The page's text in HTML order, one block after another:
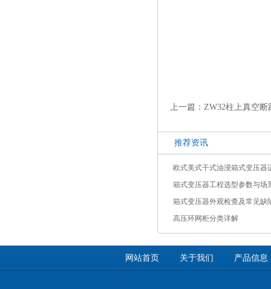
上一篇：ZW32柱上真空断
推荐资讯
欧式美式干式油浸箱式变压器
箱式变压器工程选型参数与场
箱式变压器外观检查及常见缺
高压环网柜分类详解
网站首页 关于我们 产品信息